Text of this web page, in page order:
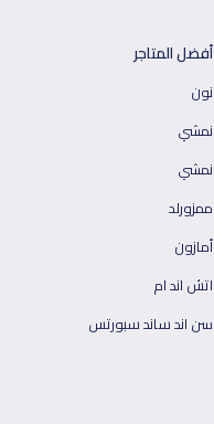
أفضل المتاجر
نون
نمشي
نمشي
ممزورلد
أمازون
اتش اند ام
سن اند ساند سبورتس